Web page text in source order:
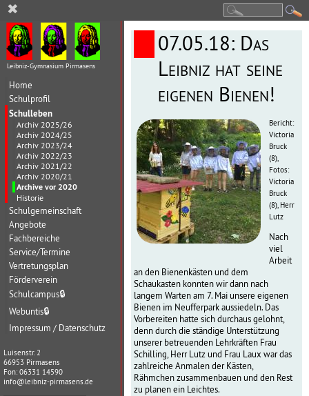
Leibniz-Gymnasium Pirmasens
Home
Schulprofil
Schulleben
Archiv 2025/26
Archiv 2024/25
Archiv 2023/24
Archiv 2022/23
Archiv 2021/22
Archiv 2020/21
Archive vor 2020
Historie
Schulgemeinschaft
Angebote
Fachbereiche
Service/Termine
Vertretungsplan
Förderverein
Schulcampus🔒
Webuntis🔒
Impressum / Datenschutz
Luisenstr. 2
66953 Pirmasens
Fon: 06331 14590
info@leibniz-pirmasens.de
07.05.18: Das
Leibniz hat seine
eigenen Bienen!
Bericht:
Victoria
Bruck
(8),
Fotos:
Victoria
Bruck
(8), Herr
Lutz
Nach
viel
Arbeit
an den Bienenkästen und dem
Schaukasten konnten wir dann nach
langem Warten am 7. Mai unsere eigenen
Bienen im Neufferpark aussiedeln. Das
Vorbereiten hatte sich durchaus gelohnt,
denn durch die ständige Unterstützung
unserer betreuenden Lehrkräften Frau
Schilling, Herr Lutz und Frau Laux war das
zahlreiche Anmalen der Kästen,
Rähmchen zusammenbauen und den Rest
zu planen ein Leichtes.
✖